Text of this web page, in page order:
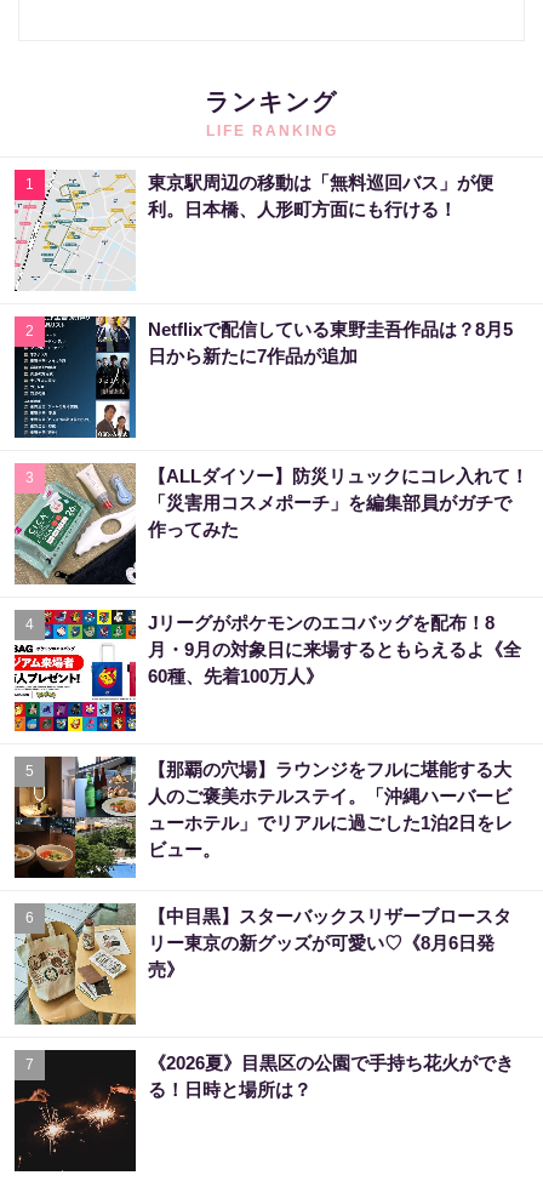
ランキング
LIFE RANKING
1
東京駅周辺の移動は「無料巡回バス」が便
利。日本橋、人形町方面にも行ける！
2
Netflixで配信している東野圭吾作品は？8月5
日から新たに7作品が追加
3
【ALLダイソー】防災リュックにコレ入れて！
「災害用コスメポーチ」を編集部員がガチで
作ってみた
4
Jリーグがポケモンのエコバッグを配布！8
月・9月の対象日に来場するともらえるよ《全
60種、先着100万人》
5
【那覇の穴場】ラウンジをフルに堪能する大
人のご褒美ホテルステイ。「沖縄ハーバービ
ューホテル」でリアルに過ごした1泊2日をレ
ビュー。
6
【中目黒】スターバックスリザーブロースタ
リー東京の新グッズが可愛い♡《8月6日発
売》
7
《2026夏》目黒区の公園で手持ち花火ができ
る！日時と場所は？